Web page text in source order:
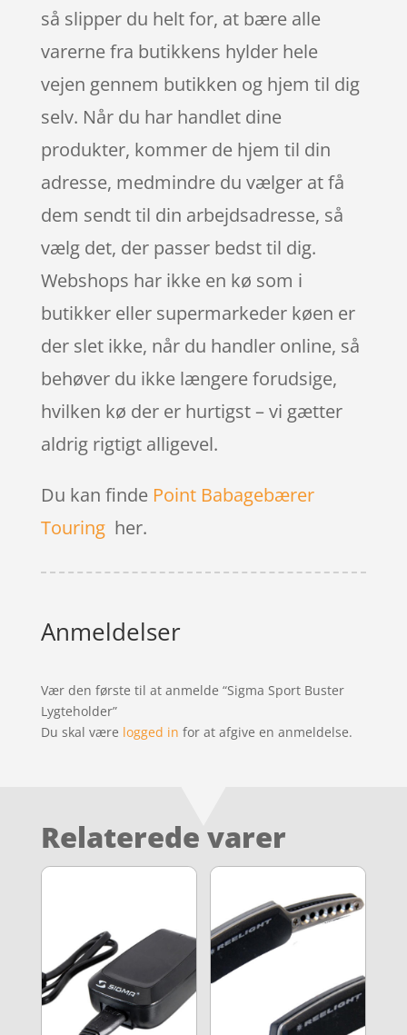
så slipper du helt for, at bære alle
varerne fra butikkens hylder hele
vejen gennem butikken og hjem til dig
selv. Når du har handlet dine
produkter, kommer de hjem til din
adresse, medmindre du vælger at få
dem sendt til din arbejdsadresse, så
vælg det, der passer bedst til dig.
Webshops har ikke en kø som i
butikker eller supermarkeder køen er
der slet ikke, når du handler online, så
behøver du ikke længere forudsige,
hvilken kø der er hurtigst – vi gætter
aldrig rigtigt alligevel.
Du kan finde Point Babagebærer
Touringher.
Anmeldelser
Vær den første til at anmelde “Sigma Sport Buster
Lygteholder”
Du skal være logged in for at afgive en anmeldelse.
Relaterede varer